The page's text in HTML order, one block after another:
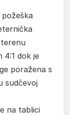
požeška
4:1 dok je
poražena s
sudčevoj
na tablici